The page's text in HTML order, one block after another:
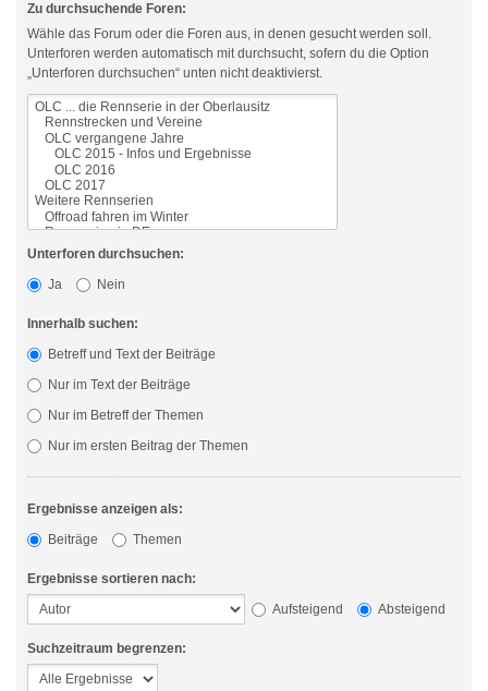
Zu durchsuchende Foren:
Wähle das Forum oder die Foren aus, in denen gesucht werden soll.
Unterforen werden automatisch mit durchsucht, sofern du die Option
„Unterforen durchsuchen“ unten nicht deaktivierst.
Unterforen durchsuchen:
Ja
Nein
Innerhalb suchen:
Betreff und Text der Beiträge
Nur im Text der Beiträge
Nur im Betreff der Themen
Nur im ersten Beitrag der Themen
Ergebnisse anzeigen als:
Beiträge
Themen
Ergebnisse sortieren nach:
Aufsteigend
Absteigend
Suchzeitraum begrenzen: